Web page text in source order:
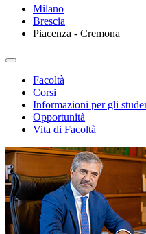
Milano
Brescia
Piacenza - Cremona
Facoltà
Corsi
Informazioni per gli
Opportunità
Vita di Facoltà